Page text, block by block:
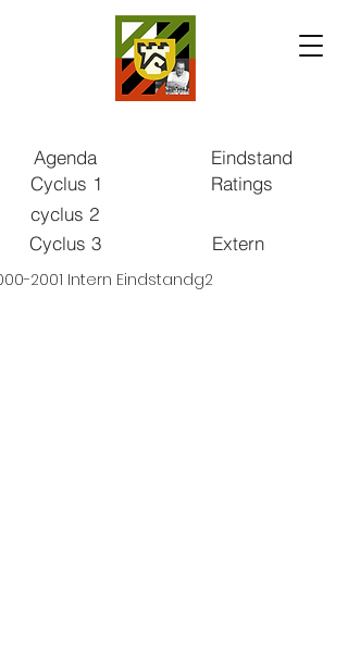
Agenda
Cyclus 1
cyclus 2
Cyclus 3
Eindstand
Ratings
Extern
2001 Intern Eindstandg2